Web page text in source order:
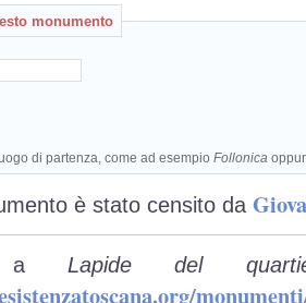
monumento
di partenza, come ad esempio Follonica
è stato censito da
a Lapide del